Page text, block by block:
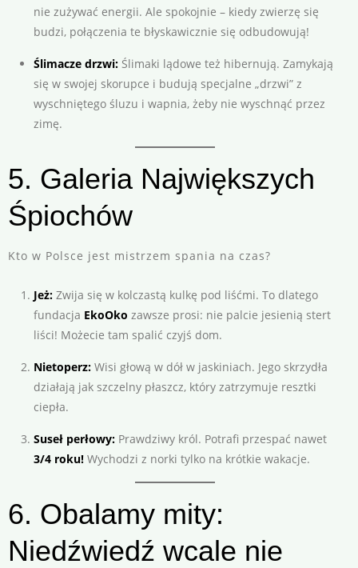
nie zużywać energii. Ale spokojnie – kiedy zwierzę się
budzi, połączenia te błyskawicznie się odbudowują!
Ślimacze drzwi: Ślimaki lądowe też hibernują. Zamykają
się w swojej skorupce i budują specjalne „drzwi” z
wyschniętego śluzu i wapnia, żeby nie wyschnąć przez
zimę.
5. Galeria Największych
Śpiochów
Kto w Polsce jest mistrzem spania na czas?
Jeż: Zwija się w kolczastą kulkę pod liśćmi. To dlatego
fundacja EkoOko zawsze prosi: nie palcie jesienią stert
liści! Możecie tam spalić czyjś dom.
Nietoperz: Wisi głową w dół w jaskiniach. Jego skrzydła
działają jak szczelny płaszcz, który zatrzymuje resztki
ciepła.
Suseł perłowy: Prawdziwy król. Potrafi przespać nawet
3/4 roku! Wychodzi z norki tylko na krótkie wakacje.
6. Obalamy mity:
Niedźwiedź wcale nie